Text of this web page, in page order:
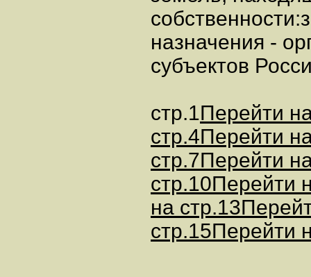
стр.1Перейти
стр.4Перейти
стр.7Перейти
стр.10Перейти
на стр.13
стр.15Перейти